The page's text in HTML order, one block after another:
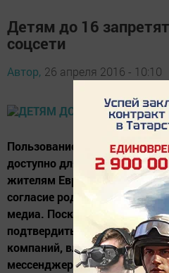
Детям до 16
соцсети
Автор, 26 апреля 2016 - 10:10
Пользование различными
доступно для граждан лишь
жителям Евросоюза младше
согласие родителей на
медиа. Поскольку возраст
подтвердить в интернете,
компаний, владеющих
мессенджерами. Как именно